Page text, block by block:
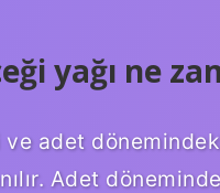
yağı ne
adet
Adet